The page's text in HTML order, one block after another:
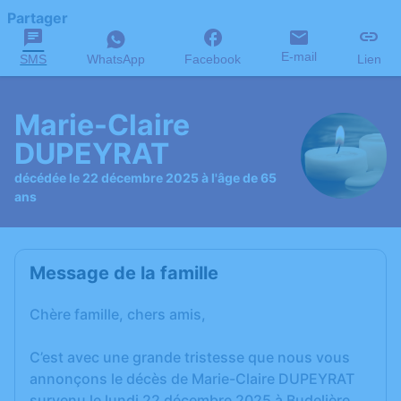
Partager
SMS WhatsApp Facebook E-mail Lien
Marie-Claire
DUPEYRAT
décédée le 22 décembre 2025 à l'âge de 65
ans
Message de la famille
Chère famille, chers amis,
C’est avec une grande tristesse que nous vous
annonçons le décès de Marie-Claire DUPEYRAT